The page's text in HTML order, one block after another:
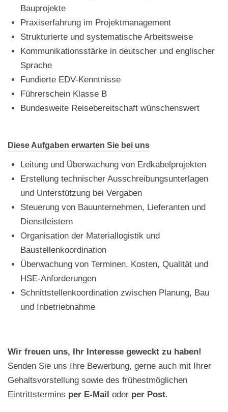
Bauprojekte
Praxiserfahrung im Projektmanagement
Strukturierte und systematische Arbeitsweise
Kommunikationsstärke in deutscher und englischer
Sprache
Fundierte EDV-Kenntnisse
Führerschein Klasse B
Bundesweite Reisebereitschaft wünschenswert
Diese Aufgaben erwarten Sie bei uns
Leitung und Überwachung von Erdkabelprojekten
Erstellung technischer Ausschreibungsunterlagen
und Unterstützung bei Vergaben
Steuerung von Bauunternehmen, Lieferanten und
Dienstleistern
Organisation der Materiallogistik und
Baustellenkoordination
Überwachung von Terminen, Kosten, Qualität und
HSE-Anforderungen
Schnittstellenkoordination zwischen Planung, Bau
und Inbetriebnahme
Wir freuen uns, Ihr Interesse geweckt zu haben!
Senden Sie uns Ihre Bewerbung, gerne auch mit Ihrer
Gehaltsvorstellung sowie des frühestmöglichen
Eintrittstermins per E-Mail oder per Post.